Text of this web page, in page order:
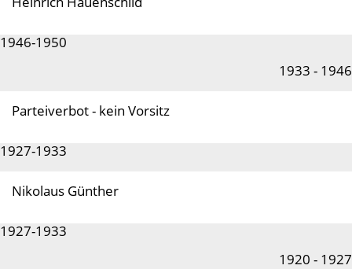
1946-1950
1933 - 1946
Parteiverbot - kein Vorsitz
1927-1933
Nikolaus Günther
1927-1933
1920 - 1927